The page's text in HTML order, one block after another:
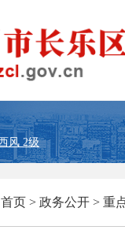
首页 > 政务公开 > 重